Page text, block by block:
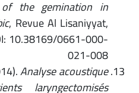
of the gemination in
, Revue Al Lisaniyyat,
10.38169/0661-000-
021-008
Analyse acoustique
laryngectomisés